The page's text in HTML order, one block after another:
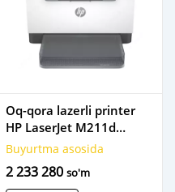
Oq-qora lazerli printer
HP LaserJet M211d
(9YF82A)
Buyurtma asosida
2 233 280 so'm